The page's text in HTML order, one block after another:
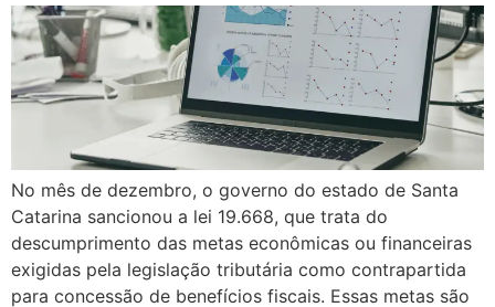
No mês de dezembro, o governo do estado de Santa
Catarina sancionou a lei 19.668, que trata do
descumprimento das metas econômicas ou financeiras
exigidas pela legislação tributária como contrapartida
para concessão de benefícios fiscais. Essas metas são